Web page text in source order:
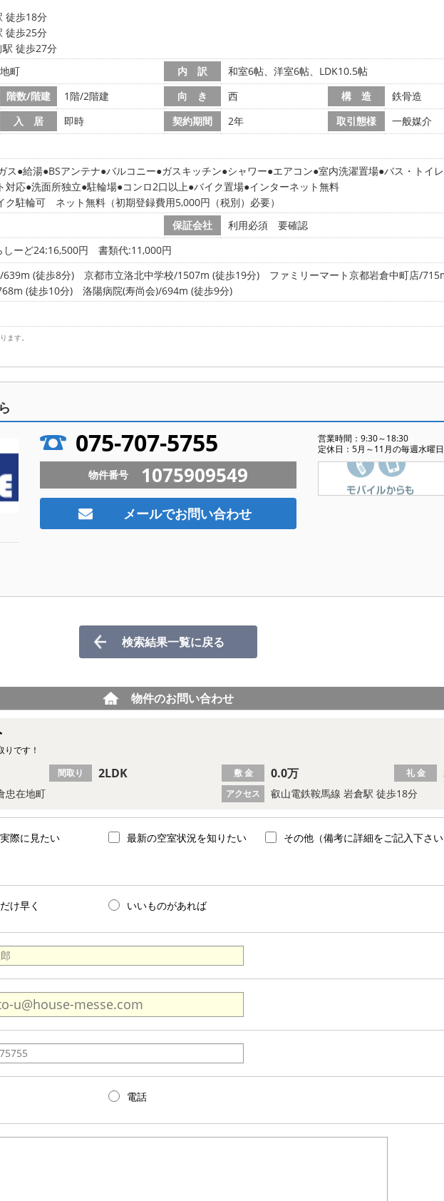
徒歩18分
徒歩25分
徒歩27分
町 内 訳
和室6帖、洋室6帖、LDK10.5帖
階数/階建 1階/2階建 向 き 西 構 造
鉄骨造
入 居 即時 契約期間 2年 取引態様
一般媒介
ス 給湯 BSアンテナ バルコニー ガスキッチン シャワー エアコン 室内洗濯置場 バス・トイ
対応 洗面所独立 駐輪場 コンロ2口以上 バイク置場 インターネット無料
駐輪可 ネット無料（初期登録費用5,000円（税別）必要）
保証会社
利用必須 要確認
ーど24:16,500円 書類代:11,000円
(徒歩8分) 京都市立洛北中学校/1507m (徒歩19分)
ファミリーマート京都岩倉中町店/
(徒歩10分)
洛陽病院(寿尚会)/694m (徒歩9分)
ます。
075-707-5755
営業時間：9:30～18:30
定休日：5月～11月の毎週水曜日
物件番号 1075909549
メールでお問い合わせ
検索結果一覧に戻る
物件のお問い合わせ
です！
忠在地町 アクセス 叡山電鉄鞍馬線 岩倉駅 徒歩18分
間取り 2LDK 敷 金 0.0万 礼 金
際に見たい 最新の空室状況を知りたい その他（備考に詳細をご記入下さい
け早く いいものがあれば
電話